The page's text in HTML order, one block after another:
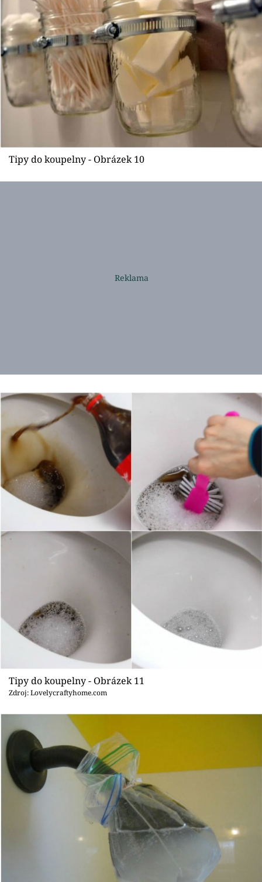
Tipy do koupelny - Obrázek 10
Tipy do koupelny - Obrázek 11
Zdroj: Lovelycraftyhome.com